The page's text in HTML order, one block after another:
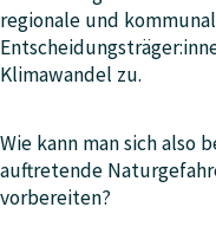
regionale und
Klimawandel zu.
Wie kann man sich also
auftretende
vorbereiten?